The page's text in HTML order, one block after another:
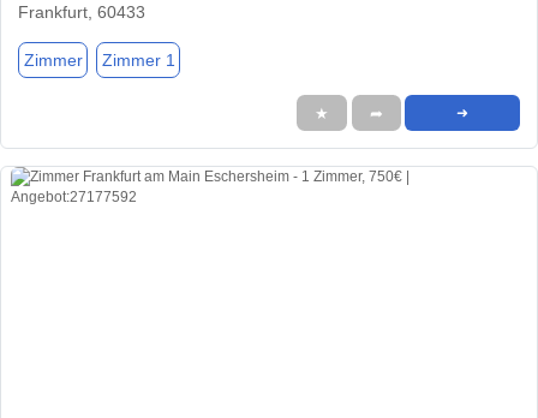
Frankfurt, 60433
Zimmer Zimmer 1
★ ➦ ➜